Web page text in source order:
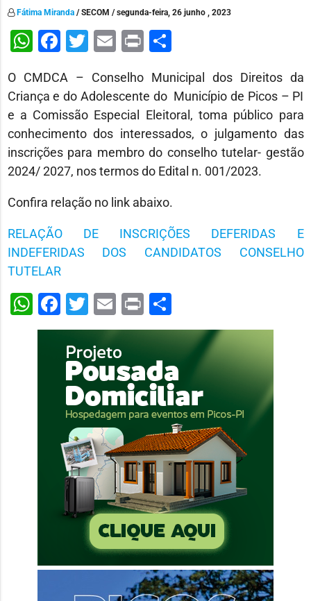
Fátima Miranda/ SECOM / segunda-feira, 26 junho , 2023
WhatsApp
Facebook
Twitter
EmailPrint
O CMDCA – Conselho Municipal dos Direitos da
Criança e do Adolescente do Município de Picos – PI
e a Comissão Especial Eleitoral, toma público para
conhecimento dos interessados, o julgamento das
inscrições para membro do conselho tutelar- gestão
2024/ 2027, nos termos do Edital n. 001/2023.
Confira relação no link abaixo.
RELAÇÃO DE INSCRIÇÕES DEFERIDAS E
INDEFERIDAS DOS CANDIDATOS CONSELHO
TUTELAR
WhatsApp
Facebook
Twitter
EmailPrint